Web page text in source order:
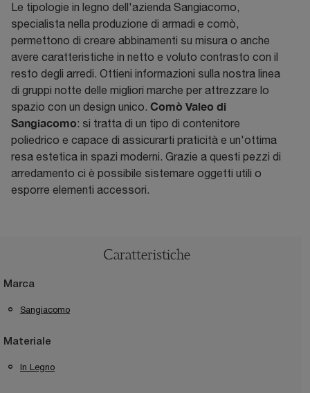
Le tipologie in legno dell'azienda Sangiacomo,
specialista nella produzione di armadi e comò,
permettono di creare abbinamenti su misura o anche
avere caratteristiche in netto e voluto contrasto con il
resto degli arredi. Ottieni informazioni sulla nostra linea
di gruppi notte delle migliori marche per attrezzare lo
spazio con un design unico. Comò Valeo di
Sangiacomo: si tratta di un tipo di contenitore
poliedrico e capace di assicurarti praticità e un'ottima
resa estetica in spazi moderni. Grazie a questi pezzi di
arredamento ci è possibile sistemare oggetti utili o
esporre elementi accessori.
Caratteristiche
Marca
Sangiacomo
Materiale
In Legno